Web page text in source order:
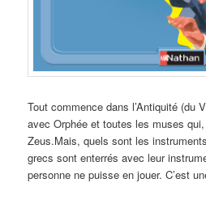
Tout commence dans l’Antiquité (du
avec Orphée et toutes les muses
Zeus.Mais, quels sont les
grecs sont enterrés avec leur
personne ne puisse en jouer. C’est